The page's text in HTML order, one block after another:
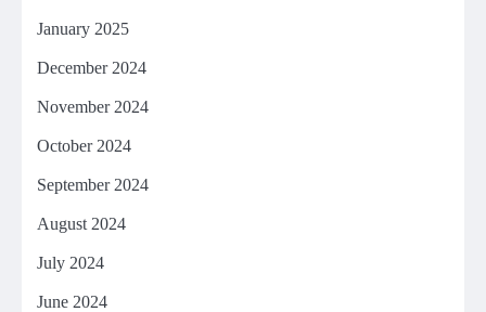
January 2025
December 2024
November 2024
October 2024
September 2024
August 2024
July 2024
June 2024